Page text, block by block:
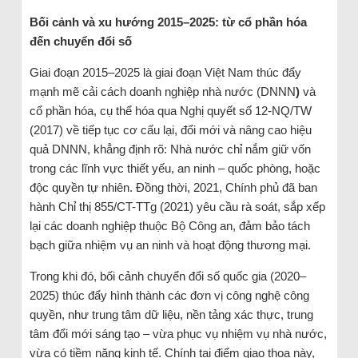
Bối cảnh và xu hướng 2015–2025: từ cổ phần hóa
đến chuyển đổi số
Giai đoạn 2015–2025 là giai đoạn Việt Nam thúc đẩy
mạnh mẽ cải cách doanh nghiệp nhà nước (DNNN) và
cổ phần hóa, cụ thể hóa qua Nghị quyết số 12-NQ/TW
(2017) về tiếp tục cơ cấu lại, đổi mới và nâng cao hiệu
quả DNNN, khẳng định rõ: Nhà nước chỉ nắm giữ vốn
trong các lĩnh vực thiết yếu, an ninh – quốc phòng, hoặc
độc quyền tự nhiên. Đồng thời, 2021, Chính phủ đã ban
hành Chỉ thị 855/CT-TTg (2021) yêu cầu rà soát, sắp xếp
lại các doanh nghiệp thuộc Bộ Công an, đảm bảo tách
bạch giữa nhiệm vụ an ninh và hoạt động thương mại.
Trong khi đó, bối cảnh chuyển đổi số quốc gia (2020–
2025) thúc đẩy hình thành các đơn vị công nghệ công
quyền, như trung tâm dữ liệu, nền tảng xác thực, trung
tâm đổi mới sáng tạo – vừa phục vụ nhiệm vụ nhà nước,
vừa có tiềm năng kinh tế. Chính tại điểm giao thoa này,